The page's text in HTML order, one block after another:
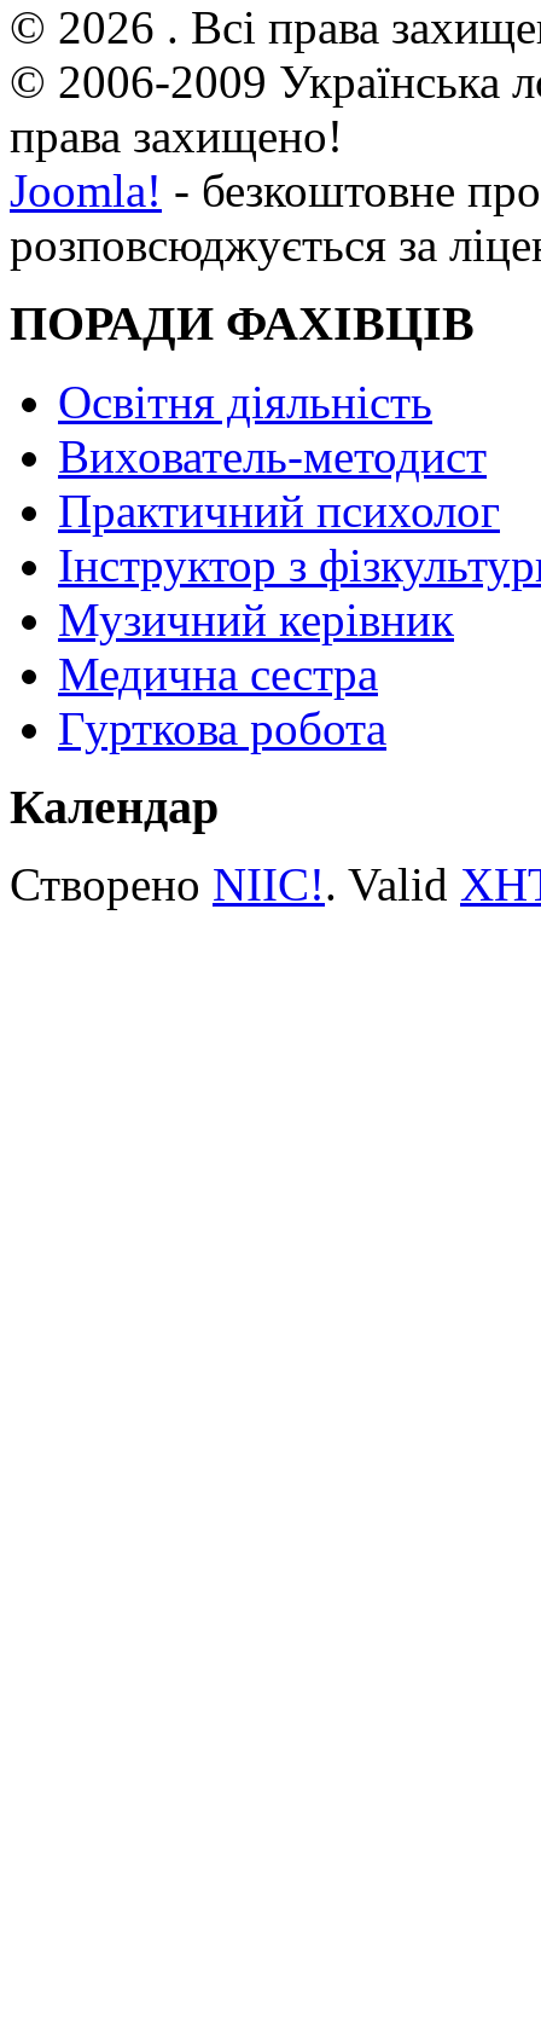
© 2026 . Всі права
© 2006-2009 Українська
права захищено!
Joomla! - безкоштовне
розповсюджується за
ПОРАДИ ФАХІВЦІВ
Освітня діяльність
Вихователь-методист
Практичний психолог
Інструктор з
Музичний керівник
Медична сестра
Гурткова робота
Календар
Створено NIIC!. Valid